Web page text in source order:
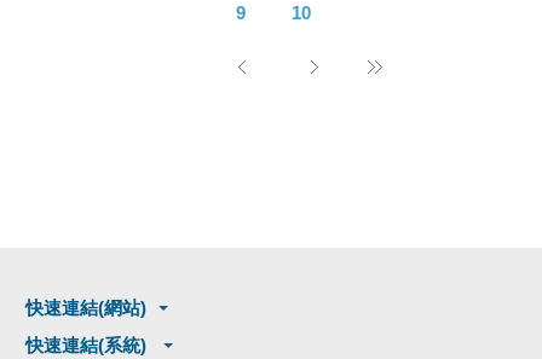
9 10
快速連結(網站)
快速連結(系統)